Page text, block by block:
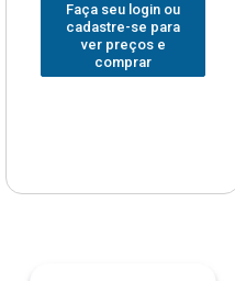
Faça seu login ou
cadastre-se para
ver preços e
comprar